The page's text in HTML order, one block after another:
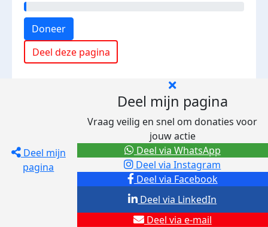
Doneer
Deel deze pagina
Deel mijn
pagina
Deel mijn pagina
Vraag veilig en snel om donaties voor
jouw actie
Deel via Facebook
Deel via Instagram
Deel via e-mail
Deel via LinkedIn
Deel via WhatsApp